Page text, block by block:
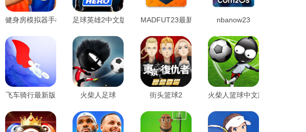
健身房模拟器手机版 足球英雄2中文版 MADFUT23最新版 nbanow23
飞车骑行最新版 火柴人足球 街头篮球2 火柴人篮球中文版